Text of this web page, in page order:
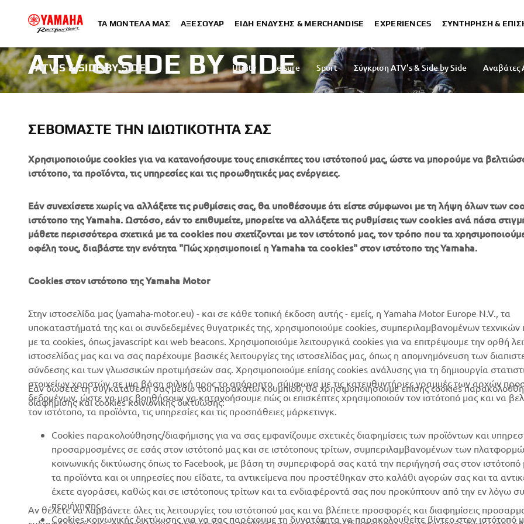
ΤΑ ΜΟΝΤΈΛΑ ΜΑΣ ΑΞΕΣΟΥΆΡ ΕΊΔΗ ΈΝΔΥΣΗΣ & MERCHANDISE EXPERIENCES ΣΥΝΤΉΡΗΣΗ &
ATV'S & SIDE BY SIDE Utility Leisure Sport Σύγκριση ATV's & Side by Side
Αναβάτες
ATV & SIDE BY SIDE
Whatever your journey, whatever your passion.
ΜΆΘΕΤΕ ΠΕΡΙΣΣΌΤΕΡΑ
ΕΤΑΙΡΕΊΑ
Νέα
Δίκτυο Επίσημων
Συνεργατών
Τύπος
Φυλλάδια
Γίνετε έμπορος
Βασική Πολιτική Βιώσιμης
Ανάπτυξης
Πολιτική Ανθρωπίνων
Δικαιωμάτων
B2B
Αρχές
Γήπεδα γκολφ
Πρώτοι ανταποκριτές
Robotics
Συνεργασίες
Τεχνικές πληροφορίες για
Yamalube Safety Data
Sheets
ΠΕΡΙΣΣΌΤΕΡΑ
YAMAHA
Yamaha Racing
Yamaha Motor Global
Mobile Apps
SUPPORT
διαχείριση των
χρησιμοποιημένων
μπαταριών
ΣΕΒΌΜΑΣΤΕ ΤΗΝ ΙΔΙΩΤΙΚΌΤΗΤΆ ΣΑΣ
Χρησιμοποιούμε cookies για να κατανοήσουμε τους επισκέπτες του ιστότοπού μας, ώστε να μπορούμε να
ιστότοπο, τα προϊόντα, τις υπηρεσίες και τις προωθητικές μας ενέργειες.
Εάν συνεχίσετε χωρίς να αλλάξετε τις ρυθμίσεις σας, θα υποθέσουμε ότι είστε σύμφωνοι με τη λήψη όλων των
ιστότοπο της Yamaha. Ωστόσο, εάν το επιθυμείτε, μπορείτε να αλλάξετε τις ρυθμίσεις των cookies ανά πάσα
μάθετε περισσότερα σχετικά με τα cookies που σχετίζονται με τον ιστότοπό μας, τον τρόπο που τα
οφέλη τους, διαβάστε την ενότητα "Πώς χρησιμοποιεί η Yamaha τα cookies" στον ιστότοπο της Yamaha.
Cookies στον ιστότοπο της Yamaha Motor
Στην ιστοσελίδα μας (yamaha-motor.eu) - και σε κάθε τοπική έκδοση αυτής - εμείς, η Yamaha Motor Europe N.V., τα
υποκαταστήματά της και οι συνδεδεμένες θυγατρικές της, χρησιμοποιούμε cookies, συμπεριλαμβανομένων
με τα cookies, όπως javascript και web beacons. Χρησιμοποιούμε λειτουργικά cookies για να επιτρέψουμε την ορθή
ιστοσελίδας μας και να σας παρέχουμε βασικές λειτουργίες της ιστοσελίδας μας, όπως η απομνημόνευση των
σύνδεσης και των γλωσσικών προτιμήσεών σας. Χρησιμοποιούμε επίσης cookies ανάλυσης για τη δημιουργία
στοιχείων χρηστών σε μια βάση φιλική προς το απόρρητο, σύμφωνα με τις κατευθυντήριες γραμμές των αρχών
δεδομένων, ώστε να μας βοηθήσουν να κατανοήσουμε πώς οι επισκέπτες χρησιμοποιούν τον ιστότοπό μας και να
τον ιστότοπο, τα προϊόντα, τις υπηρεσίες και τις προσπάθειες μάρκετινγκ.
Εάν δώσετε τη συγκατάθεσή σας μέσω του παρακάτω κουμπιού, θα χρησιμοποιήσουμε επίσης cookies
διαφήμισης και cookies κοινωνικής δικτύωσης:
Cookies παρακολούθησης/διαφήμισης για να σας εμφανίζουμε σχετικές διαφημίσεις των προϊόντων και
προσαρμοσμένες σε εσάς στον ιστότοπό μας και σε ιστότοπους τρίτων, συμπεριλαμβανομένων των
κοινωνικής δικτύωσης όπως το Facebook, με βάση τη συμπεριφορά σας κατά την περιήγησή σας στον
τα προϊόντα και οι υπηρεσίες που είδατε, τα αντικείμενα που προστέθηκαν στο καλάθι αγορών σας και τα
έχετε αγοράσει, καθώς και σε ιστότοπους τρίτων και τα ενδιαφέροντά σας που προκύπτουν από την εν λόγω
περιήγησης.
Cookies κοινωνικής δικτύωσης για να σας παρέχουμε τη δυνατότητα να παρακολουθείτε βίντεο στον ιστότοπό
Αν θέλετε να λαμβάνετε όλες τις λειτουργίες του ιστότοπού μας και να βλέπετε προσφορές και διαφημίσεις